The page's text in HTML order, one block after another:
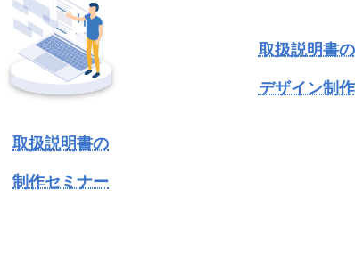
取扱説明書の
制作セミナー
取扱説明書の
デザイン制作